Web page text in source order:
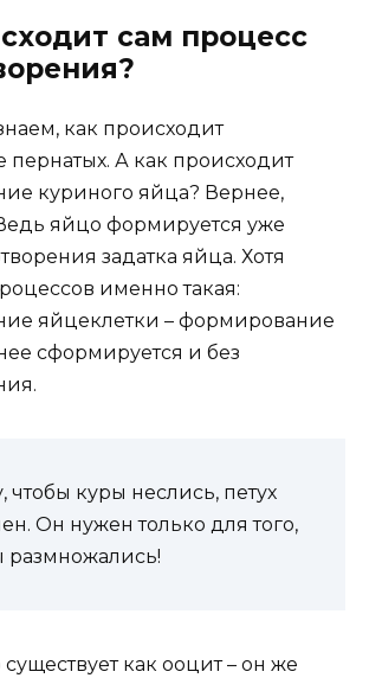
сам процесс
как происходит
пернатых. А как происходит
куриного яйца? Вернее,
яйцо формируется уже
задатка яйца. Хотя
именно такая:
яйцеклетки – формирование
сформируется и без
чтобы куры неслись, петух
Он нужен только для того,
размножались!
как ооцит – он же